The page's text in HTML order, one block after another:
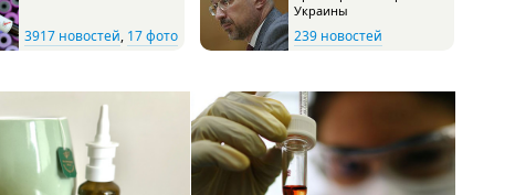
3917 новостей, 17 фото
Украины
239 новостей